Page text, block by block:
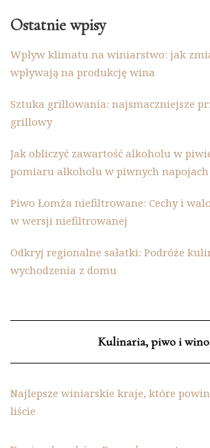
Ostatnie wpisy
Wpływ klimatu na winiarstwo: jak
wpływają na produkcję wina
Sztuka grillowania: najsmaczniejsze
grillowy
Jak obliczyć zawartość alkoholu w
pomiaru alkoholu w piwnych napojach
Piwo Łomża niefiltrowane: Cechy i
w wersji niefiltrowanej
Odkryj regionalne sałatki: Podróże
wychodzenia z domu
Kulinaria, piwo i wino
Najlepsze winiarskie kraje, które
liście